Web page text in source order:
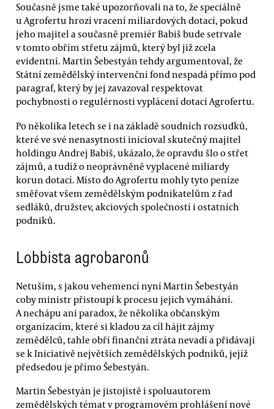
Současně jsme také upozorňovali na to, že speciálně
u Agrofertu hrozí vracení miliardových dotací, pokud
jeho majitel a současně premiér Babiš bude setrvale
v tomto obřím střetu zájmů, který byl již zcela
evidentní. Martin Šebestyán tehdy argumentoval, že
Státní zemědělský intervenční fond nespadá přímo pod
paragraf, který by jej zavazoval respektovat
pochybnosti o regulérnosti vyplácení dotací Agrofertu.
Po několika letech se i na základě soudních rozsudků,
které ve své nenasytnosti inicioval skutečný majitel
holdingu Andrej Babiš, ukázalo, že opravdu šlo o střet
zájmů, a tudíž o neoprávněně vyplacené miliardy
korun dotací. Místo do Agrofertu mohly tyto peníze
směřovat všem zemědělským podnikatelům z řad
sedláků, družstev, akciových společností i ostatních
podniků.
Lobbista agrobaronů
Netuším, s jakou vehemencí nyní Martin Šebestyán
coby ministr přistoupí k procesu jejich vymáhání.
A nechápu ani paradox, že několika občanským
organizacím, které si kladou za cíl hájit zájmy
zemědělců, tahle obří finanční ztráta nevadí a přidávají
se k Iniciativě největších zemědělských podniků, jejíž
předsedou je přímo Šebestyán.
Martin Šebestyán je jistojistě i spoluautorem
zemědělských témat v programovém prohlášení nové